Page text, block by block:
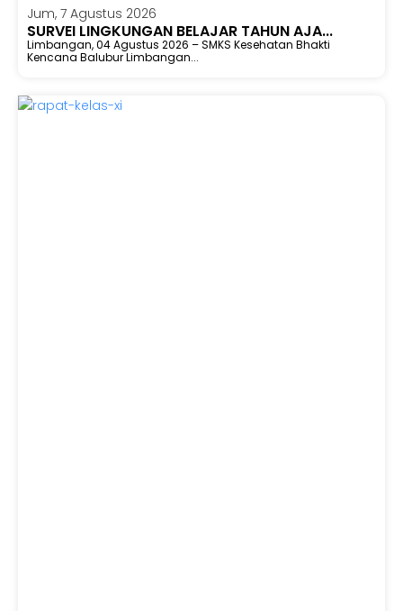
Jum, 7 Agustus 2026
SURVEI LINGKUNGAN BELAJAR TAHUN AJA...
Limbangan, 04 Agustus 2026 – SMKS Kesehatan Bhakti
Kencana Balubur Limbangan...